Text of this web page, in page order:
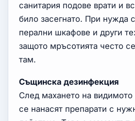
санитария подове врати и
било засегнато. При нужда
перални шкафове и други
защото мръсотията често
там.
Същинска дезинфекция
След махането на видимото
се нанасят препарати с